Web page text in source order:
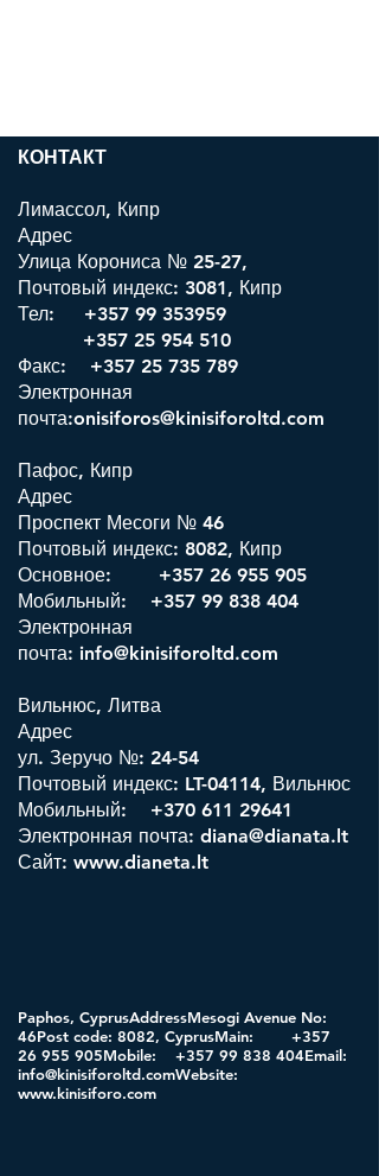
КОНТАКТ
Лимассол, Кипр
Адрес
Улица Корониса № 25-27,
Почтовый индекс: 3081, Кипр
Тел: +357 99 353959
+357 25 954 510
Факс: +357 25 735 789
Электронная
почта:onisiforos@kinisiforoltd.com
Пафос, Кипр
Адрес
Проспект Месоги № 46
Почтовый индекс: 8082, Кипр
Основное: +357 26 955 905
Мобильный: +357 99 838 404
Электронная
почта: info@kinisiforoltd.com
Вильнюс, Литва
Адрес
ул. Зеручо №: 24-54
Почтовый индекс: LT-04114, Вильнюс
Мобильный: +370 611 29641
Электронная почта: diana@dianata.lt
Сайт: www.dianeta.lt
Paphos, CyprusAddressMesogi Avenue No:
46Post code: 8082, CyprusMain: +357
26 955 905Mobile: +357 99 838 404Email:
info@kinisiforoltd.comWebsite:
www.kinisiforo.com